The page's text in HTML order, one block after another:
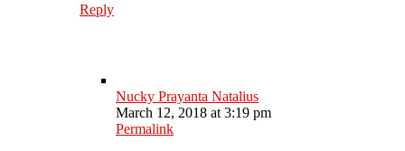
Reply
Nucky Prayanta Natalius
March 12, 2018 at 3:19 pm
Permalink